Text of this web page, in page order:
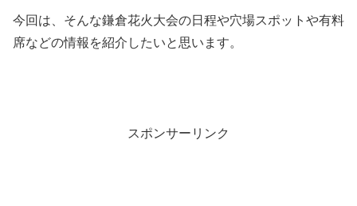
今回は、そんな鎌倉花火大会の日程や穴場スポットや有料
席などの情報を紹介したいと思います。
スポンサーリンク